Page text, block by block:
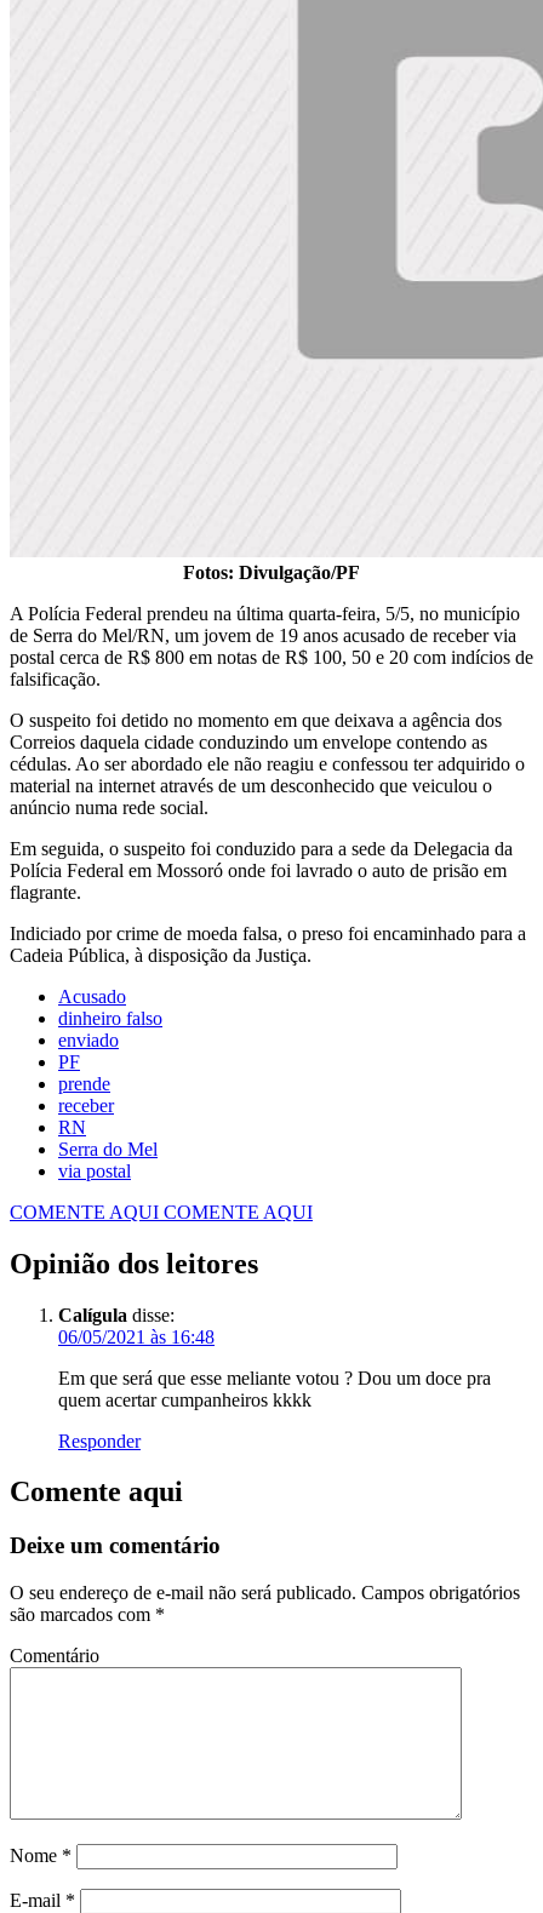
Fotos: Divulgação/PF
A Polícia Federal prendeu na última quarta-feira, 5/5, no município
de Serra do Mel/RN, um jovem de 19 anos acusado de receber via
postal cerca de R$ 800 em notas de R$ 100, 50 e 20 com indícios de
falsificação.
O suspeito foi detido no momento em que deixava a agência dos
Correios daquela cidade conduzindo um envelope contendo as
cédulas. Ao ser abordado ele não reagiu e confessou ter adquirido o
material na internet através de um desconhecido que veiculou o
anúncio numa rede social.
Em seguida, o suspeito foi conduzido para a sede da Delegacia da
Polícia Federal em Mossoró onde foi lavrado o auto de prisão em
flagrante.
Indiciado por crime de moeda falsa, o preso foi encaminhado para a
Cadeia Pública, à disposição da Justiça.
Acusado
dinheiro falso
enviado
PF
prende
receber
RN
Serra do Mel
via postal
COMENTE AQUI COMENTE AQUI
Opinião dos leitores
Calígula disse:
06/05/2021 às 16:48
Em que será que esse meliante votou ? Dou um doce pra
quem acertar cumpanheiros kkkk
Responder
Comente aqui
Deixe um comentário
O seu endereço de e-mail não será publicado. Campos obrigatórios
são marcados com *
Comentário
Nome *
E-mail *